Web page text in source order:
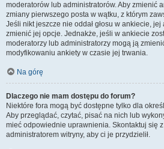
moderatorów lub administratorów. Aby zmienić
zmiany pierwszego posta w wątku, z którym
Jeśli nikt jeszcze nie oddał głosu w ankiecie,
zmienić jej opcje. Jednakże, jeśli w ankiecie
moderatorzy lub administratorzy mogą ją
modyfikowaniu ankiety w czasie jej trwania.
Na górę
Dlaczego nie mam dostępu do forum?
Niektóre fora mogą być dostępne tylko dla
Aby przeglądać, czytać, pisać na nich lub
mieć odpowiednie uprawnienia. Skontaktuj się
administratorem witryny, aby ci je przydzielił.